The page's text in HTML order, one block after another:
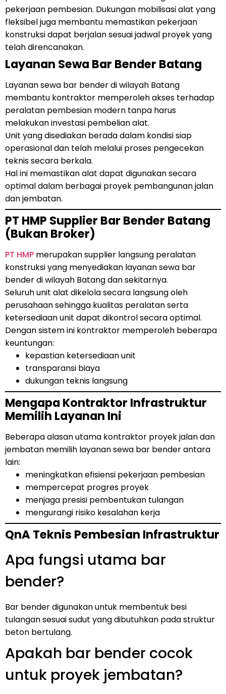
pekerjaan pembesian. Dukungan mobilisasi alat yang
fleksibel juga membantu memastikan pekerjaan
konstruksi dapat berjalan sesuai jadwal proyek yang
telah direncanakan.
Layanan Sewa Bar Bender Batang
Layanan sewa bar bender di wilayah Batang
membantu kontraktor memperoleh akses terhadap
peralatan pembesian modern tanpa harus
melakukan investasi pembelian alat.
Unit yang disediakan berada dalam kondisi siap
operasional dan telah melalui proses pengecekan
teknis secara berkala.
Hal ini memastikan alat dapat digunakan secara
optimal dalam berbagai proyek pembangunan jalan
dan jembatan.
PT HMP Supplier Bar Bender Batang
(Bukan Broker)
PT HMP merupakan supplier langsung peralatan
konstruksi yang menyediakan layanan sewa bar
bender di wilayah Batang dan sekitarnya.
Seluruh unit alat dikelola secara langsung oleh
perusahaan sehingga kualitas peralatan serta
ketersediaan unit dapat dikontrol secara optimal.
Dengan sistem ini kontraktor memperoleh beberapa
keuntungan:
kepastian ketersediaan unit
transparansi biaya
dukungan teknis langsung
Mengapa Kontraktor Infrastruktur
Memilih Layanan Ini
Beberapa alasan utama kontraktor proyek jalan dan
jembatan memilih layanan sewa bar bender antara
lain:
meningkatkan efisiensi pekerjaan pembesian
mempercepat progres proyek
menjaga presisi pembentukan tulangan
mengurangi risiko kesalahan kerja
QnA Teknis Pembesian Infrastruktur
Apa fungsi utama bar
bender?
Bar bender digunakan untuk membentuk besi
tulangan sesuai sudut yang dibutuhkan pada struktur
beton bertulang.
Apakah bar bender cocok
untuk proyek jembatan?